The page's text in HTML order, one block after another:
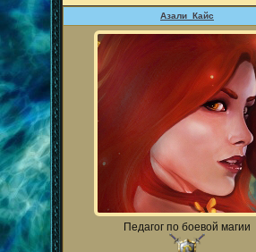
Азали_Кайс
Педагог по боевой магии